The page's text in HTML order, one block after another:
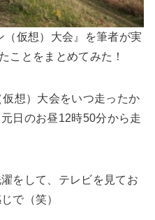
（仮想）大会』を筆者が実
ことをまとめてみた！
想）大会をいつ走ったか
元日のお昼12時50分から走
をして、テレビを見てお
で（笑）